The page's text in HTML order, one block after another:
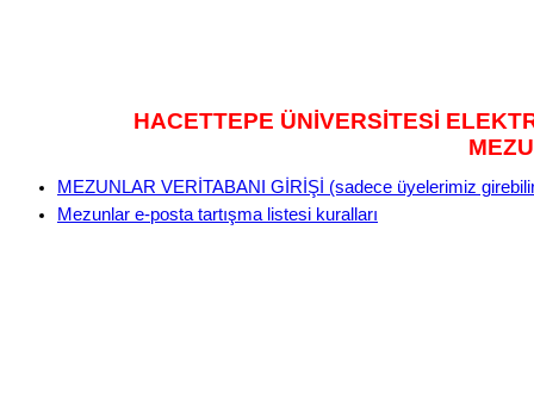
HACETTEPE ÜNİVERSİTESİ
MEZUNLAR VERİTABANI GİRİŞİ (sadece üyelerimiz
Mezunlar e-posta tartışma listesi kuralları